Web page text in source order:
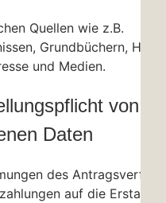
Quellen wie z.B.
Grundbüchern,
und Medien.
von
Daten
des
auf die